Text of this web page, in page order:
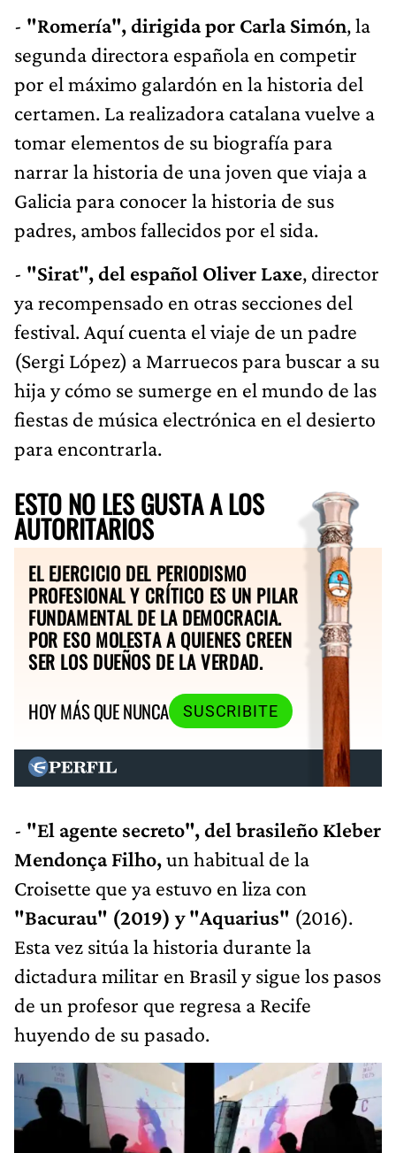
- "Romería", dirigida por Carla Simón, la
segunda directora española en competir
por el máximo galardón en la historia del
certamen. La realizadora catalana vuelve a
tomar elementos de su biografía para
narrar la historia de una joven que viaja a
Galicia para conocer la historia de sus
padres, ambos fallecidos por el sida.
- "Sirat", del español Oliver Laxe, director
ya recompensado en otras secciones del
festival. Aquí cuenta el viaje de un padre
(Sergi López) a Marruecos para buscar a su
hija y cómo se sumerge en el mundo de las
fiestas de música electrónica en el desierto
para encontrarla.
ESTO NO LES GUSTA A LOS
AUTORITARIOS
EL EJERCICIO DEL PERIODISMO
PROFESIONAL Y CRÍTICO ES UN PILAR
FUNDAMENTAL DE LA DEMOCRACIA.
POR ESO MOLESTA A QUIENES CREEN
SER LOS DUEÑOS DE LA VERDAD.
HOY MÁS QUE NUNCA
SUSCRIBITE
- "El agente secreto", del brasileño Kleber
Mendonça Filho,un habitual de la
Croisette que ya estuvo en liza con
"Bacurau" (2019) y "Aquarius" (2016).
Esta vez sitúa la historia durante la
dictadura militar en Brasil y sigue los pasos
de un profesor que regresa a Recife
huyendo de su pasado.